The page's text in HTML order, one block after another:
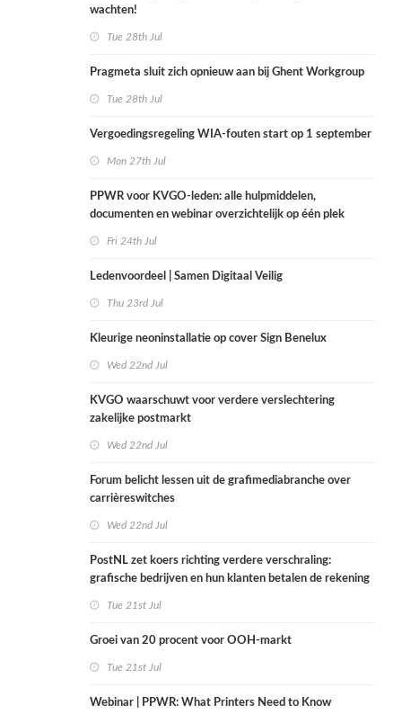
wachten!
Tue 28th Jul
Pragmeta sluit zich opnieuw aan bij Ghent Workgroup
Tue 28th Jul
Vergoedingsregeling WIA-fouten start op 1 september
Mon 27th Jul
PPWR voor KVGO-leden: alle hulpmiddelen,
documenten en webinar overzichtelijk op één plek
Fri 24th Jul
Ledenvoordeel | Samen Digitaal Veilig
Thu 23rd Jul
Kleurige neoninstallatie op cover Sign Benelux
Wed 22nd Jul
KVGO waarschuwt voor verdere verslechtering
zakelijke postmarkt
Wed 22nd Jul
Forum belicht lessen uit de grafimediabranche over
carrièreswitches
Wed 22nd Jul
PostNL zet koers richting verdere verschraling:
grafische bedrijven en hun klanten betalen de rekening
Tue 21st Jul
Groei van 20 procent voor OOH-markt
Tue 21st Jul
Webinar | PPWR: What Printers Need to Know